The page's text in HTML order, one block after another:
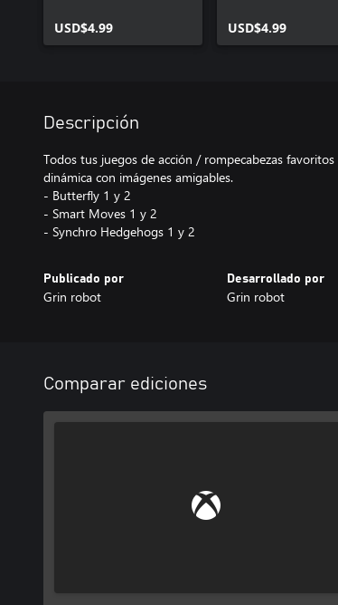
USD$4.99 USD$4.99
Descripción
Todos tus juegos de acción / rompecabezas
dinámica con imágenes amigables.
- Butterfly 1 y 2
- Smart Moves 1 y 2
- Synchro Hedgehogs 1 y 2
Publicado por
Grin robot
Desarrollado por
Grin robot
Comparar ediciones